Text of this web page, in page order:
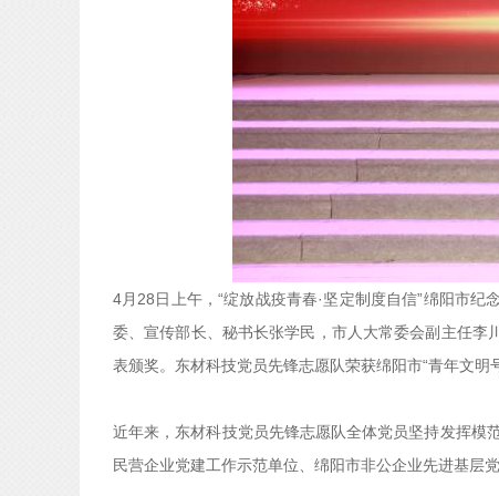
4月28日上午，“绽放战疫青春·坚定制度自信”绵阳市
委、宣传部长、秘书长张学民，市人大常委会副主任李
表颁奖。东材科技党员先锋志愿队荣获绵阳市“青年文明
近年来，东材科技党员先锋志愿队全体党员坚持发挥模
民营企业党建工作示范单位、绵阳市非公企业先进基层